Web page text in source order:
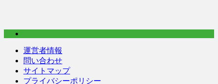
運営者情報
問い合わせ
サイトマップ
プライバシーポリシー